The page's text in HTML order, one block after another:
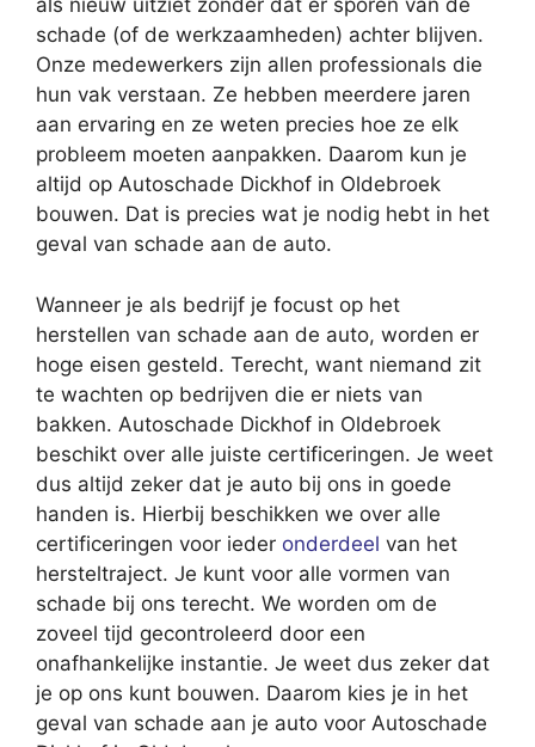
als nieuw uitziet zonder dat er sporen van de
schade (of de werkzaamheden) achter blijven.
Onze medewerkers zijn allen professionals die
hun vak verstaan. Ze hebben meerdere jaren
aan ervaring en ze weten precies hoe ze elk
probleem moeten aanpakken. Daarom kun je
altijd op Autoschade Dickhof in Oldebroek
bouwen. Dat is precies wat je nodig hebt in het
geval van schade aan de auto.
Wanneer je als bedrijf je focust op het
herstellen van schade aan de auto, worden er
hoge eisen gesteld. Terecht, want niemand zit
te wachten op bedrijven die er niets van
bakken. Autoschade Dickhof in Oldebroek
beschikt over alle juiste certificeringen. Je weet
dus altijd zeker dat je auto bij ons in goede
handen is. Hierbij beschikken we over alle
certificeringen voor ieder onderdeel van het
hersteltraject. Je kunt voor alle vormen van
schade bij ons terecht. We worden om de
zoveel tijd gecontroleerd door een
onafhankelijke instantie. Je weet dus zeker dat
je op ons kunt bouwen. Daarom kies je in het
geval van schade aan je auto voor Autoschade